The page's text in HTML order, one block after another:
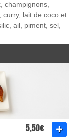
champignons,
curry, lait de coco et
ail, piment, sel,
5,50€